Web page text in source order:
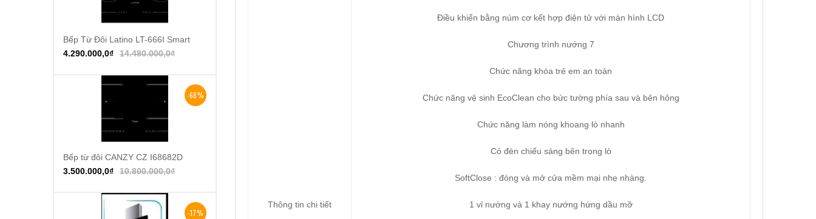
Thông tin chi tiết
Điều khiển bằng núm cơ kết hợp điện tử với màn hình LCD
Chương trình nướng 7
Chức năng khóa trẻ em an toàn
Chức năng vệ sinh EcoClean cho bức tường phía sau và bên hông
Chức năng làm nóng khoang lò nhanh
Có đèn chiếu sáng bên trong lò
SoftClose : đóng và mở cửa mềm mại nhẹ nhàng.
1 vỉ nướng và 1 khay nướng hứng dầu mỡ
Thêm vào giỏ hàng
Bếp Từ Đôi Latino LT-666I Smart
14.480.000,0₫
4.290.000,0₫
-68%
Thêm vào giỏ hàng
Bếp từ đôi CANZY CZ I68682D
10.800.000,0₫
3.500.000,0₫
-17%